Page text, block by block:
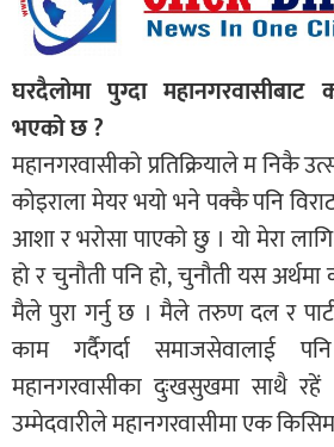
घरदैलोमा पुग्दा महानगरवासीबाट
भएको छ ?
महानगरवासीको प्रतिक्रियाले म निकै
कोइराला मेयर भयो भने पक्कै पनि
आशा र भरोसा पाएको छु । यो मेरा
हो र चुनौती पनि हो, चुनौती यस
मैले पुरा गर्नु छ । मैले तरुण दल र
काम गर्दैगर्दा समाजसेवालाई
महानगरवासीका दुःखसुखमा साथै रहें
उम्मेदवारीले महानगरवासीमा एक